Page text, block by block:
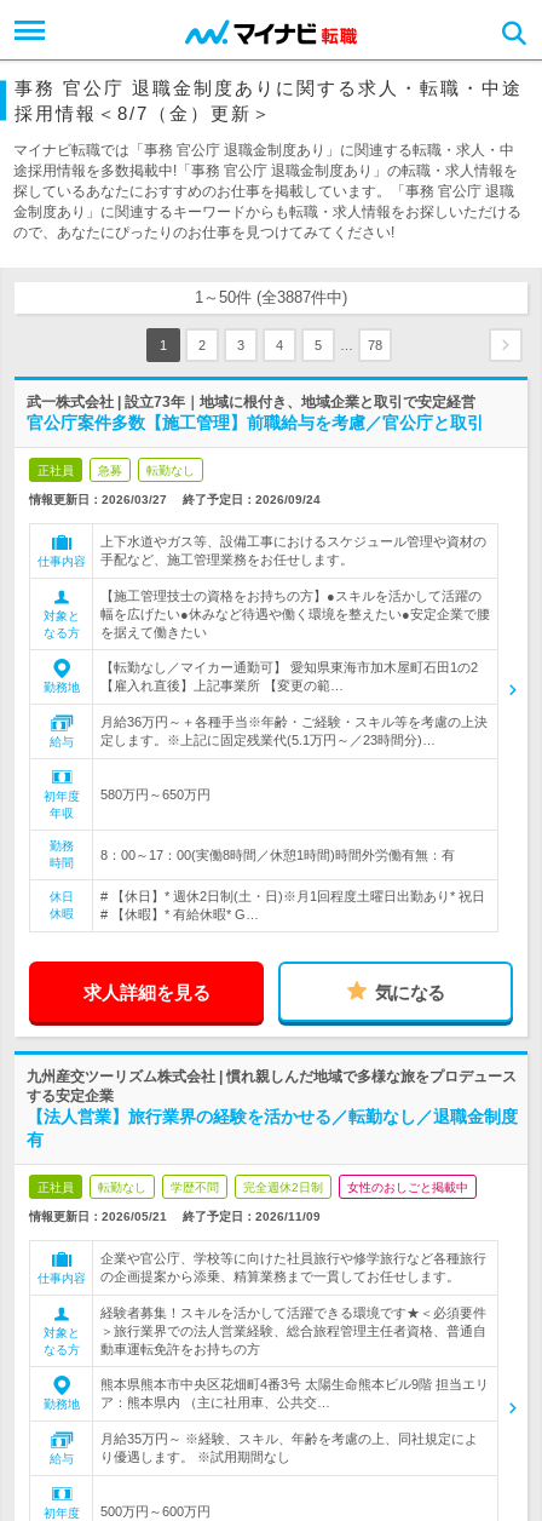
事務 官公庁 退職金制度ありに関する求人・転職・中途
採用情報＜8/7（金）更新＞
マイナビ転職では「事務 官公庁 退職金制度あり」に関連する転職・求人・中
途採用情報を多数掲載中!「事務 官公庁 退職金制度あり」の転職・求人情報を
探しているあなたにおすすめのお仕事を掲載しています。「事務 官公庁 退職
金制度あり」に関連するキーワードからも転職・求人情報をお探しいただける
ので、あなたにぴったりのお仕事を見つけてみてください!
1～50件 (全3887件中)
1 2 3 4 5 78
武一株式会社 | 設立73年｜地域に根付き、地域企業と取引で安定経営
官公庁案件多数【施工管理】前職給与を考慮／官公庁と取引
正社員 急募 転勤なし
情報更新日：2026/03/27 終了予定日： 2026/09/24
仕事内容
上下水道やガス等、設備工事におけるスケジュール管理や資材の
手配など、施工管理業務をお任せします。
対象と
なる方
【施工管理技士の資格をお持ちの方】●スキルを活かして活躍の
幅を広げたい●休みなど待遇や働く環境を整えたい●安定企業で腰
を据えて働きたい
勤務地
【転勤なし／マイカー通勤可】 愛知県東海市加木屋町石田1の2
【雇入れ直後】上記事業所 【変更の範…
給与
月給36万円～＋各種手当※年齢・ご経験・スキル等を考慮の上決
定します。※上記に固定残業代(5.1万円～／23時間分)…
初年度
年収
580万円～650万円
勤務
時間
8：00～17：00(実働8時間／休憩1時間)時間外労働有無：有
休日
休暇
# 【休日】* 週休2日制(土・日)※月1回程度土曜日出勤あり* 祝日
# 【休暇】* 有給休暇* G…
求人詳細を見る 気になる
九州産交ツーリズム株式会社 | 慣れ親しんだ地域で多様な旅をプロデュース
する安定企業
【法人営業】旅行業界の経験を活かせる／転勤なし／退職金制度
有
正社員 転勤なし 学歴不問 完全週休2日制 女性のおしごと掲載中
情報更新日：2026/05/21 終了予定日： 2026/11/09
仕事内容
企業や官公庁、学校等に向けた社員旅行や修学旅行など各種旅行
の企画提案から添乗、精算業務まで一貫してお任せします。
対象と
なる方
経験者募集！スキルを活かして活躍できる環境です★＜必須要件
＞旅行業界での法人営業経験、総合旅程管理主任者資格、普通自
動車運転免許をお持ちの方
勤務地
熊本県熊本市中央区花畑町4番3号 太陽生命熊本ビル9階 担当エリ
ア：熊本県内 （主に社用車、公共交…
給与
月給35万円～ ※経験、スキル、年齢を考慮の上、同社規定によ
り優遇します。 ※試用期間なし
初年度
500万円～600万円